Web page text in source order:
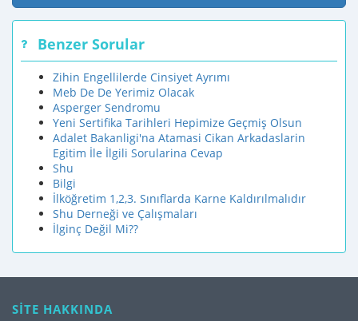
Benzer Sorular
Zihin Engellilerde Cinsiyet Ayrımı
Meb De De Yerimiz Olacak
Asperger Sendromu
Yeni Sertifika Tarihleri Hepimize Geçmiş Olsun
Adalet Bakanligi'na Atamasi Cikan Arkadaslarin
Egitim İle İlgili Sorularina Cevap
Shu
Bilgi
İlköğretim 1,2,3. Sınıflarda Karne Kaldırılmalıdır
Shu Derneği ve Çalışmaları
İlginç Değil Mi??
SİTE HAKKINDA